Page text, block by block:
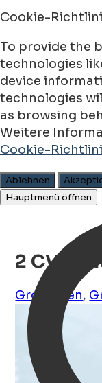
Cookie-
To provide the
technologies
device
technologies
as browsing
Weitere
Cookie-
Ablehnen
Hauptmenü öffnen
2 CV 6
Groningen,